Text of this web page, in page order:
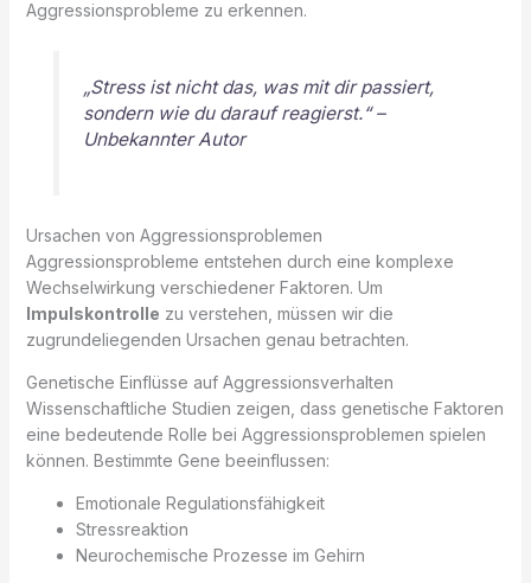
Aggressionsprobleme zu erkennen.
„Stress ist nicht das, was mit dir passiert,
sondern wie du darauf reagierst.“ –
Unbekannter Autor
Ursachen von Aggressionsproblemen
Aggressionsprobleme entstehen durch eine komplexe
Wechselwirkung verschiedener Faktoren. Um
Impulskontrolle zu verstehen, müssen wir die
zugrundeliegenden Ursachen genau betrachten.
Genetische Einflüsse auf Aggressionsverhalten
Wissenschaftliche Studien zeigen, dass genetische Faktoren
eine bedeutende Rolle bei Aggressionsproblemen spielen
können. Bestimmte Gene beeinflussen:
Emotionale Regulationsfähigkeit
Stressreaktion
Neurochemische Prozesse im Gehirn